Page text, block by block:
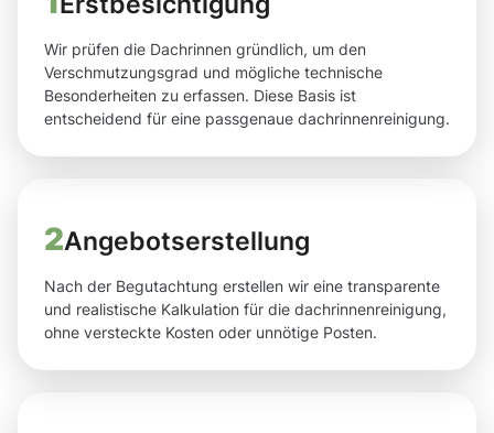
Wir prüfen die Dachrinnen gründlich, um den
Verschmutzungsgrad und mögliche technische
Besonderheiten zu erfassen. Diese Basis ist
entscheidend für eine passgenaue dachrinnenreinigung.
2Angebotserstellung
Nach der Begutachtung erstellen wir eine transparente
und realistische Kalkulation für die dachrinnenreinigung,
ohne versteckte Kosten oder unnötige Posten.